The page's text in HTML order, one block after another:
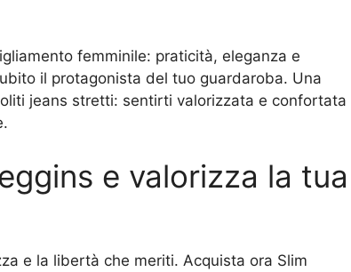
femminile: praticità, eleganza e
il protagonista del tuo guardaroba. Una
jeans stretti: sentirti valorizzata e confortata
e valorizza la tua
e la libertà che meriti. Acquista ora Slim